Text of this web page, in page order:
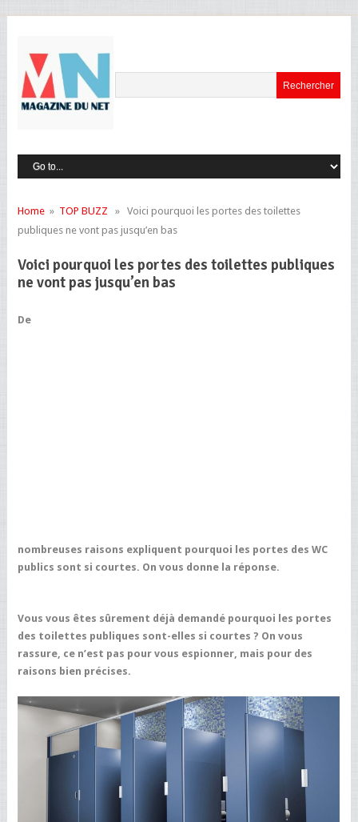
Home» TOP BUZZ » Voici pourquoi les portes des toilettes
publiques ne vont pas jusqu’en bas
Voici pourquoi les portes des toilettes publiques
ne vont pas jusqu’en bas
De
nombreuses raisons expliquent pourquoi les portes des WC
publics sont si courtes. On vous donne la réponse.
Vous vous êtes sûrement déjà demandé pourquoi les portes
des toilettes publiques sont-elles si courtes ? On vous
rassure, ce n’est pas pour vous espionner, mais pour des
raisons bien précises.